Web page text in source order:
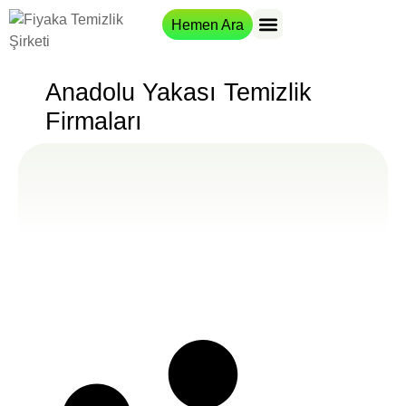
Hemen Ara
Anadolu Yakası Temizlik
Firmaları